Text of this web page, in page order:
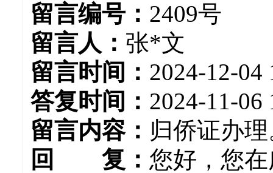
留言编号： 2409号
留言人： 张*文
留言时间： 2024-12-04
答复时间： 2024-11-06
留言内容： 归侨证办
回 复： 您好，您